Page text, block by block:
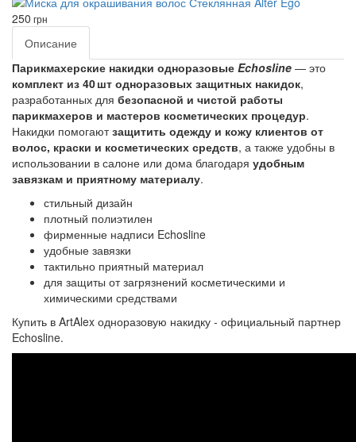
250 грн
Описание
Парикмахерские накидки одноразовые Echosline — это
комплект из 40 шт одноразовых защитных накидок,
разработанных для безопасной и чистой работы
парикмахеров и мастеров косметических процедур.
Накидки помогаютзащитить одежду и кожу клиентов от
волос, краски и косметических средств, а также удобны в
использовании в салоне или дома благодаря удобным
завязкам и приятному материалу.
стильный дизайн
плотный полиэтилен
фирменные надписи Echosline
удобные завязки
тактильно приятный материал
для защиты от загрязнений косметическими и
химическими средствами
Купить в ArtAlex одноразовую накидку - официальный партнер
Echosline.